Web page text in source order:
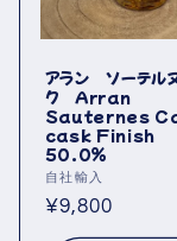
アラン ソーテル
ク Arran
Sauternes
cask Finish
50.0％
販
売
自社輸入
通
常
¥9,800